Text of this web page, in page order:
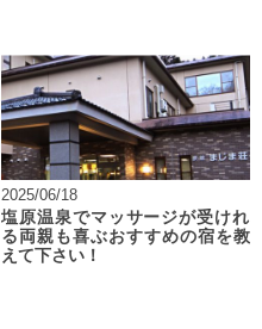
2025/06/18
塩原温泉でマッサージが受けれ
る両親も喜ぶおすすめの宿を教
えて下さい！